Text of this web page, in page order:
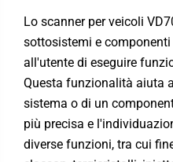
Lo scanner per veicoli
sottosistemi e
all'utente di eseguire
Questa funzionalità aiuta
sistema o di un
più precisa e
diverse funzioni, tra cui